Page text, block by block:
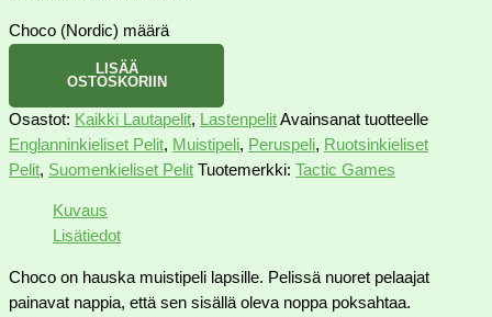
Choco (Nordic) määrä
LISÄÄ
OSTOSKORIIN
Osastot: Kaikki Lautapelit, LastenpelitAvainsanat tuotteelle
Englanninkieliset Pelit, Muistipeli, Peruspeli, Ruotsinkieliset
Pelit, Suomenkieliset Pelit Tuotemerkki: Tactic Games
Kuvaus
Lisätiedot
Choco on hauska muistipeli lapsille. Pelissä nuoret pelaajat
painavat nappia, että sen sisällä oleva noppa poksahtaa.